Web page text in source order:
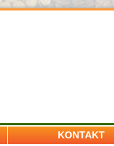
KONTAKT